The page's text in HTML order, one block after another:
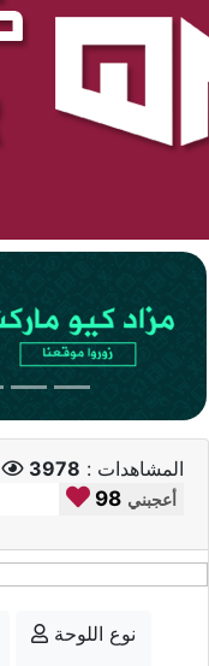
المشاهدات : 3978
98 أعجبني
نوع اللوحة